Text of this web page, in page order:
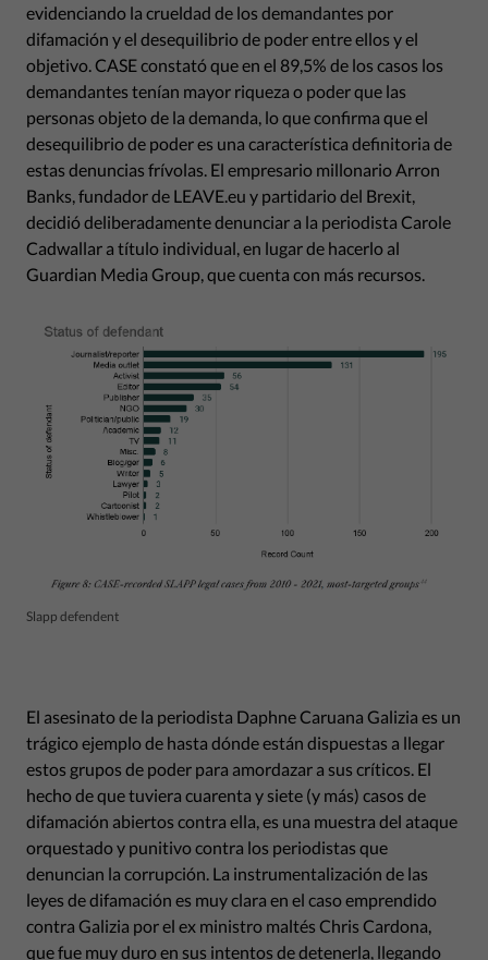
evidenciando la crueldad de los demandantes por
difamación y el desequilibrio de poder entre ellos y el
objetivo. CASE constató que en el 89,5% de los casos los
demandantes tenían mayor riqueza o poder que las
personas objeto de la demanda, lo que confirma que el
desequilibrio de poder es una característica definitoria de
estas denuncias frívolas. El empresario millonario Arron
Banks, fundador de LEAVE.eu y partidario del Brexit,
decidió deliberadamente denunciar a la periodista Carole
Cadwallar a título individual, en lugar de hacerlo al
Guardian Media Group, que cuenta con más recursos.
Slapp defendent
El asesinato de la periodista Daphne Caruana Galizia es un
trágico ejemplo de hasta dónde están dispuestas a llegar
estos grupos de poder para amordazar a sus críticos. El
hecho de que tuviera cuarenta y siete (y más) casos de
difamación abiertos contra ella, es una muestra del ataque
orquestado y punitivo contra los periodistas que
denuncian la corrupción. La instrumentalización de las
leyes de difamación es muy clara en el caso emprendido
contra Galizia por el ex ministro maltés Chris Cardona,
que fue muy duro en sus intentos de detenerla, llegando